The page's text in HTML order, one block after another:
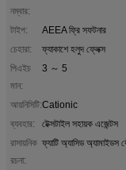
নম্বার:
টাইপ:
AEEA ফ্রি সফটনার
চেহারা:
ফ্যাকাশে হলুদ ফ্লেক্স
পিএইচ
মান:
3 ～ 5
আয়নিসিটি:Cationic
ব্যবহার:
টেক্সটাইল সহায়ক এজেন্টস
রাসায়নিক
রচনা:
ফ্যাটি অ্যাসিড অ্যামাইডস